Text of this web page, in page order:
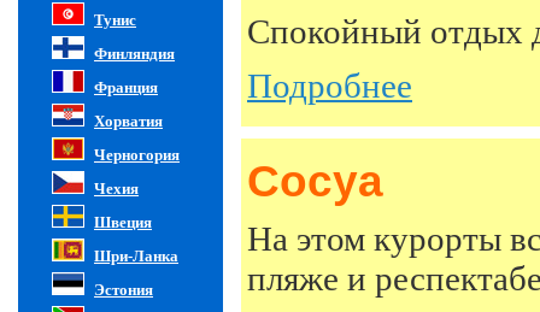
Тунис
Финляндия
Франция
Хорватия
Черногория
Чехия
Швеция
Шри-Ланка
Эстония
Спокойный отдых
Подробнее
Сосуа
На этом курорты
пляже и